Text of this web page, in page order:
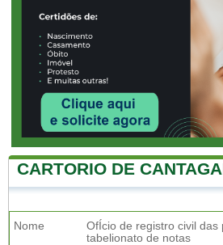
CARTORIO DE
Nome
OfÍcio de registro civil das
tabelionato de notas